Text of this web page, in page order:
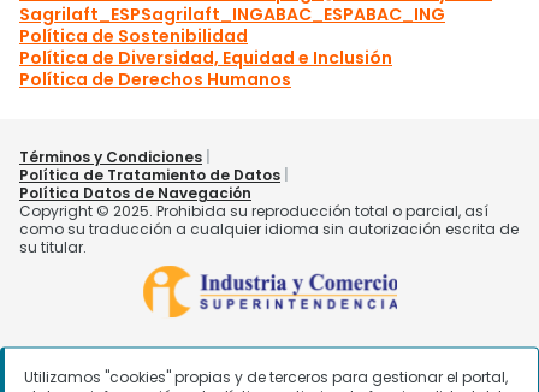
Utilizamos "cookies" propias y de terceros para gestionar el portal,